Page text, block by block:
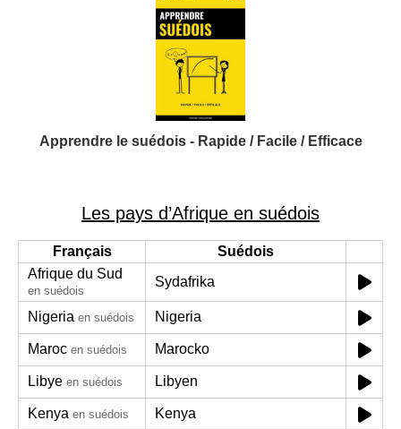
Apprendre le suédois - Rapide / Facile / Efficace
Les pays d’Afrique en suédois
Français
Suédois
Afrique du Sud
en suédois
Sydafrika
Nigeria en suédois Nigeria
Maroc en suédois Marocko
Libye en suédois Libyen
Kenya en suédois Kenya